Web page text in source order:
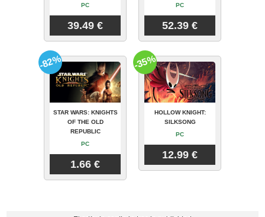
PC
39.49 €
PC
52.39 €
STAR WARS: KNIGHTS
OF THE OLD
REPUBLIC
PC
1.66 €
-82%
HOLLOW KNIGHT:
SILKSONG
PC
12.99 €
-35%